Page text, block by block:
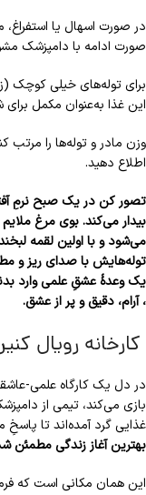
در صورت اسهال یا
صورت ادامه با دامپزشک
این غذا به‌عنوان مکمل
وزن مادر و توله‌ها را مرتب
اطلاع دهید.
تصور کن در یک صبح نرمِ
بیدار می‌کند. بوی مرغ
می‌شود و با اولین لقمه
توله‌هایش با صدای ریز و
یک وعدهٔ عشقِ علمی وارد
، آرام، دقیق و پر از عشق.
کارخانه رویال
در دل یک کارگاه علمی-
بازی می‌کند، تیمی از
غذایی گرد آمده‌اند تا پاسخِ
بهترین آغاز زندگی مطمئن
این همان مکانی است که